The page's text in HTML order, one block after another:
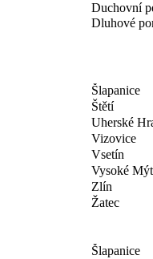
Duchovní
Dluhové
Šlapanice
Štětí
Uherské
Vizovice
Vsetín
Vysoké
Zlín
Žatec
Šlapanice